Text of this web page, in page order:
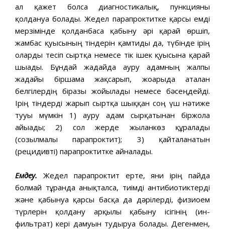
ал қажет болса диагностикалық, пункцияны
қолдануға болады. Жедел парапроктитке қарсы емді
мерзімінде қолданбаса қабыну әрі қарай өршіп,
жамбас қуысының тіндерін қамтиды да, түбінде ірің
оларды тесіп сыртқа немесе тік ішек қуысына қарай
шығады. Бұндай жағдайда ауру адамның жалпы
жағдайы біршама жақсарып, жоғарыда аталған
белгілердің біразы жойылады немесе бәсеңдейді.
Ірің тіндерді жарып сыртқа шыққан соң үш нәтиже
тууы мүмкін 1) ауру адам сырқатынан біржола
айығады; 2) сол жерде жыланкөз құралады
(созылмалы парапроктит); 3) қайталанатын
(рецидивті) парапроктитке айналады.
Емдеу. Жедел парапроктит ерте, яғни ірің пайда
болмай тұрғанда анықталса, тиімді антибиотиктерді
және қабынуға қарсы басқа да дәрілерді, физиоем
түрлерін қолдану арқылы қабыну ісігінің (ин­
фильтрат) кері дамуын тудыруға болады. Дегенмен,